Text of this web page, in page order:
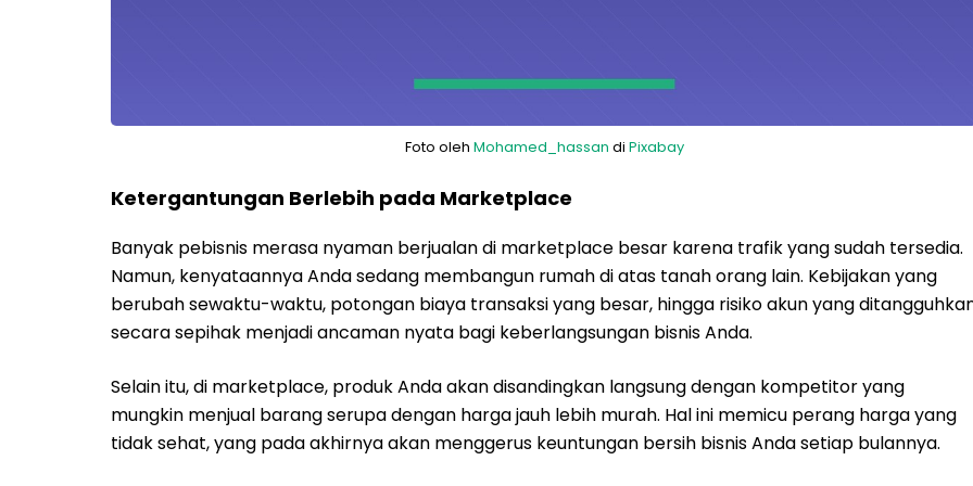
Foto oleh Mohamed_hassan di Pixabay
Ketergantungan Berlebih pada Marketplace
Banyak pebisnis merasa nyaman berjualan di marketplace besar karena trafik yang sudah tersedia.
Namun, kenyataannya Anda sedang membangun rumah di atas tanah orang lain. Kebijakan yang
berubah sewaktu-waktu, potongan biaya transaksi yang besar, hingga risiko akun yang
secara sepihak menjadi ancaman nyata bagi keberlangsungan bisnis Anda.
Selain itu, di marketplace, produk Anda akan disandingkan langsung dengan kompetitor yang
mungkin menjual barang serupa dengan harga jauh lebih murah. Hal ini memicu perang harga yang
tidak sehat, yang pada akhirnya akan menggerus keuntungan bersih bisnis Anda setiap bulannya.